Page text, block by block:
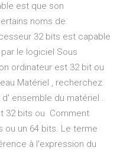
est que son
noms de
32 bits est capable
le logiciel Sous
ordinateur est 32 bit ou
Matériel , recherchez
ensemble du matériel .
32 bits ou Comment
ou un 64 bits. Le terme
à l'expression du